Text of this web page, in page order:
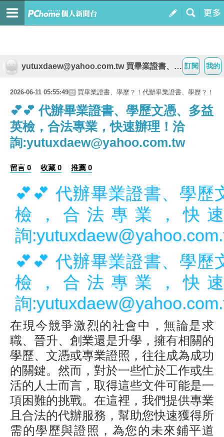
我的
訂閱
yutuxdaew@yahoo.com.tw 買畢業證書、學歷？！代辦畢業證書、學歷？！
2026-06-11 05:55:49 買畢業證書、學歷？！代辦畢業證書、學歷？！
💕💕 代辦畢業證書、學歷文憑、多益
英檢，合法專業，快速辦理！洽
詢:yutuxdaew@yahoo.com.tw
留言 0 收藏 0 推薦 0
💕💕 代辦畢業證書、學歷
檢，合法專業，快
詢
💕💕 代辦畢業證書、學歷
檢，合法專業，快
詢
在現今競爭激烈的社會中，無論是求
職、晉升、創業還是升學，擁有相關的
學歷、文憑或專業證照，往往成為成功
的關鍵。然而，對於一些忙於工作或生
活的人士而言，取得這些文件可能是一
項困難的挑戰。在這裡，我們提供專業
且合法的代辦服務，幫助您快速獲得所
需的學歷與證照，為您的未來鋪平道